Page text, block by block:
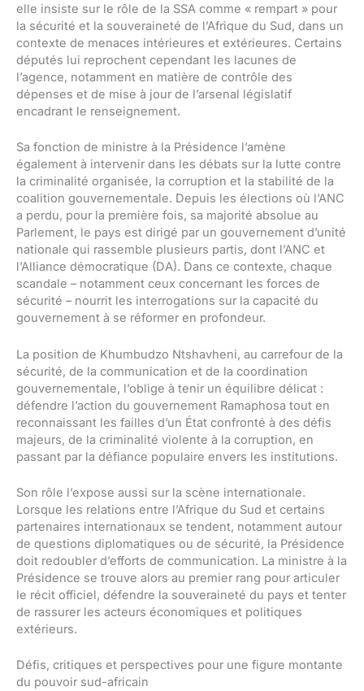
elle insiste sur le rôle de la SSA comme « rempart » pour
la sécurité et la souveraineté de l’Afrique du Sud, dans un
contexte de menaces intérieures et extérieures. Certains
députés lui reprochent cependant les lacunes de
l’agence, notamment en matière de contrôle des
dépenses et de mise à jour de l’arsenal législatif
encadrant le renseignement.
Sa fonction de ministre à la Présidence l’amène
également à intervenir dans les débats sur la lutte contre
la criminalité organisée, la corruption et la stabilité de la
coalition gouvernementale. Depuis les élections où l’ANC
a perdu, pour la première fois, sa majorité absolue au
Parlement, le pays est dirigé par un gouvernement d’unité
nationale qui rassemble plusieurs partis, dont l’ANC et
l’Alliance démocratique (DA). Dans ce contexte, chaque
scandale – notamment ceux concernant les forces de
sécurité – nourrit les interrogations sur la capacité du
gouvernement à se réformer en profondeur.
La position de Khumbudzo Ntshavheni, au carrefour de la
sécurité, de la communication et de la coordination
gouvernementale, l’oblige à tenir un équilibre délicat :
défendre l’action du gouvernement Ramaphosa tout en
reconnaissant les failles d’un État confronté à des défis
majeurs, de la criminalité violente à la corruption, en
passant par la défiance populaire envers les institutions.
Son rôle l’expose aussi sur la scène internationale.
Lorsque les relations entre l’Afrique du Sud et certains
partenaires internationaux se tendent, notamment autour
de questions diplomatiques ou de sécurité, la Présidence
doit redoubler d’efforts de communication. La ministre à la
Présidence se trouve alors au premier rang pour articuler
le récit officiel, défendre la souveraineté du pays et tenter
de rassurer les acteurs économiques et politiques
extérieurs.
Défis, critiques et perspectives pour une figure montante
du pouvoir sud-africain